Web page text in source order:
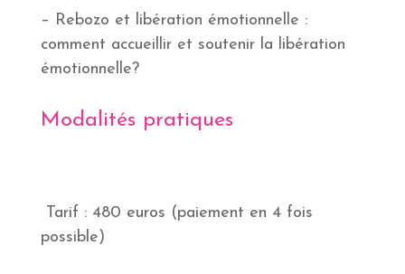
– Rebozo et libération émotionnelle :
comment accueillir et soutenir la libération
émotionnelle?
Modalités pratiques
Tarif : 480 euros (paiement en 4 fois
possible)